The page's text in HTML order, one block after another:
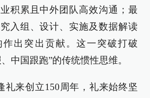
积累且中外团队高效沟通；最
入组、设计、实施及数据解读
作出突出贡献。这一突破打破
中国跟跑”的传统惯性思维。
礼来创立150周年，礼来始终坚